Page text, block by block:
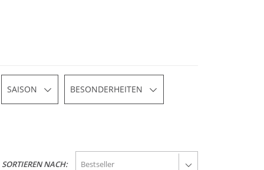
SAISON BESONDERHEITEN
SORTIEREN NACH: